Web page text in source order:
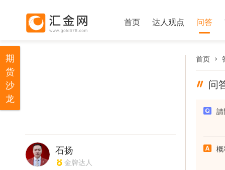
首页 达人观点 问答
石扬
金牌达人
首页
问
期
货
沙
龙